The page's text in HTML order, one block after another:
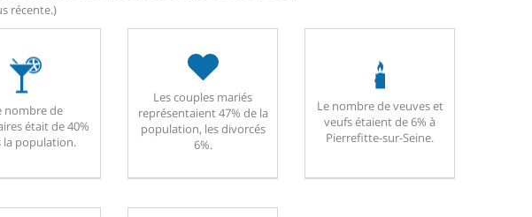
récente.)
nombre de
était de 40%
la population.
Les couples mariés
représentaient 47% de la
population, les divorcés
6%.
Le nombre de veuves et
veufs étaient de 6% à
Pierrefitte-sur-Seine.